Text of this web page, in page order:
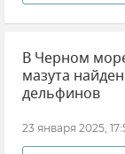
Разлив
Разлив
Черное море
В Черном
мазута
дельфинов
23 января 2025,